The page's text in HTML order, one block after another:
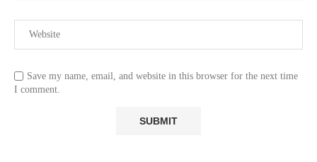
Save my name, email, and website in this browser for the next time
I comment.